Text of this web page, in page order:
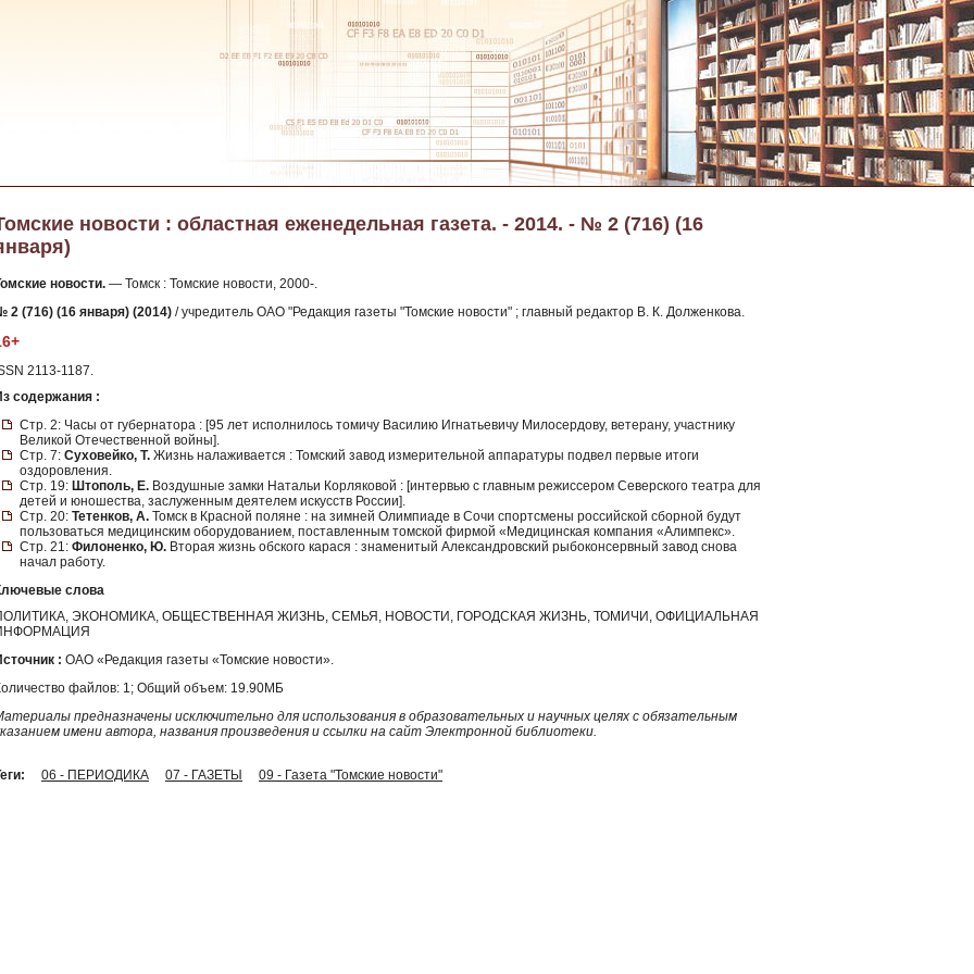
новости : областная еженедельная газета. - 2014. - № 2 (716) (16
новости. — Томск : Томские новости, 2000-.
2 (716) (16 января) (2014) / учредитель ОАО "Редакция газеты "Томские новости" ; главный редактор В. К. Долженкова.
2113-1187.
содержания :
Стр. 2: Часы от губернатора : [95 лет исполнилось томичу Василию Игнатьевичу Милосердову, ветерану, участнику
Великой Отечественной войны].
Стр. 7: Суховейко, Т. Жизнь налаживается : Томский завод измерительной аппаратуры подвел первые итоги
оздоровления.
Стр. 19: Штополь, Е. Воздушные замки Натальи Корляковой : [интервью с главным режиссером Северского театра для
детей и юношества, заслуженным деятелем искусств России].
Стр. 20: Тетенков, А. Томск в Красной поляне : на зимней Олимпиаде в Сочи спортсмены российской сборной будут
пользоваться медицинским оборудованием, поставленным томской фирмой «Медицинская компания «Алимпекс».
Стр. 21: Филоненко, Ю. Вторая жизнь обского карася : знаменитый Александровский рыбоконсервный завод снова
начал работу.
слова
ЭКОНОМИКА, ОБЩЕСТВЕННАЯ ЖИЗНЬ, СЕМЬЯ, НОВОСТИ, ГОРОДСКАЯ ЖИЗНЬ, ТОМИЧИ, ОФИЦИАЛЬНАЯ
: ОАО «Редакция газеты «Томские новости».
файлов: 1; Общий объем: 19.90МБ
предназначены исключительно для использования в образовательных и научных целях с обязательным
имени автора, названия произведения и ссылки на сайт Электронной библиотеки.
06 - ПЕРИОДИКА 07 - ГАЗЕТЫ 09 - Газета "Томские новости"